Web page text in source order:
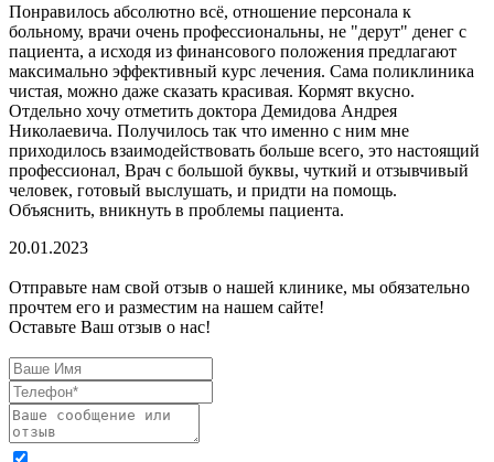
Понравилось абсолютно всё, отношение персонала к
больному, врачи очень профессиональны, не "дерут" денег с
пациента, а исходя из финансового положения предлагают
максимально эффективный курс лечения. Сама поликлиника
чистая, можно даже сказать красивая. Кормят вкусно.
Отдельно хочу отметить доктора Демидова Андрея
Николаевича. Получилось так что именно с ним мне
приходилось взаимодействовать больше всего, это настоящий
профессионал, Врач с большой буквы, чуткий и отзывчивый
человек, готовый выслушать, и придти на помощь.
Объяснить, вникнуть в проблемы пациента.
20.01.2023
Отправьте нам свой отзыв о нашей клинике, мы обязательно
прочтем его и разместим на нашем сайте!
Оставьте Ваш отзыв о нас!